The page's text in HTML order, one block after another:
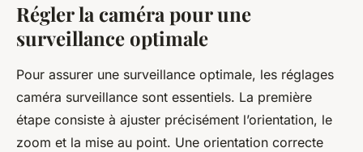
Régler la caméra pour une
surveillance optimale
Pour assurer une surveillance optimale, les réglages
caméra surveillance sont essentiels. La première
étape consiste à ajuster précisément l’orientation, le
zoom et la mise au point. Une orientation correcte